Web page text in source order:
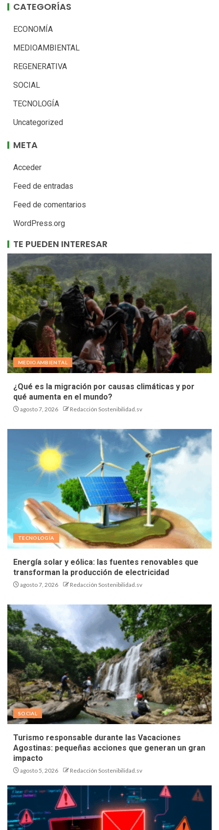
CATEGORÍAS
ECONOMÍA
MEDIOAMBIENTAL
REGENERATIVA
SOCIAL
TECNOLOGÍA
Uncategorized
META
Acceder
Feed de entradas
Feed de comentarios
WordPress.org
TE PUEDEN INTERESAR
MEDIOAMBIENTAL
¿Qué es la migración por causas climáticas y por
qué aumenta en el mundo?
agosto 7, 2026 Redacción Sostenibilidad.sv
TECNOLOGÍA
Energía solar y eólica: las fuentes renovables que
transforman la producción de electricidad
agosto 7, 2026 Redacción Sostenibilidad.sv
SOCIAL
Turismo responsable durante las Vacaciones
Agostinas: pequeñas acciones que generan un gran
impacto
agosto 5, 2026 Redacción Sostenibilidad.sv